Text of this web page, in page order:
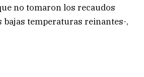
no tomaron los recaudos
temperaturas reinantes-,